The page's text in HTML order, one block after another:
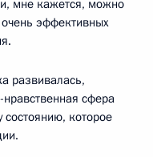
мне кажется, можно
эффективных
развивалась,
сфера
состоянию, которое